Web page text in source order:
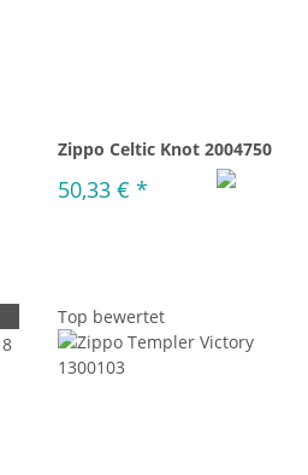
Zippo Celtic Knot 2004750
50,33 € *
Top bewertet